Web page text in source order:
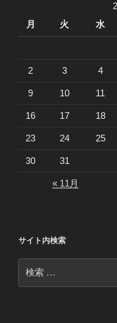
月
火 水
2 3 4
9 10 11
16 17 18
23 24 25
30 31
« 11月
サイト内検索
索: